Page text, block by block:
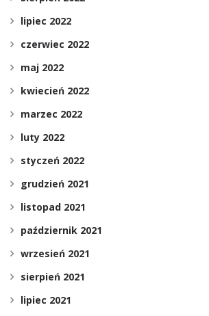
lipiec 2022
czerwiec 2022
maj 2022
kwiecień 2022
marzec 2022
luty 2022
styczeń 2022
grudzień 2021
listopad 2021
październik 2021
wrzesień 2021
sierpień 2021
lipiec 2021